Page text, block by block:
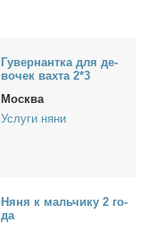
Гу­вер­нант­ка для де­
во­чек вах­та 2*3
Москва
Услуги няни
Ня­ня к маль­чи­ку 2 го­
да